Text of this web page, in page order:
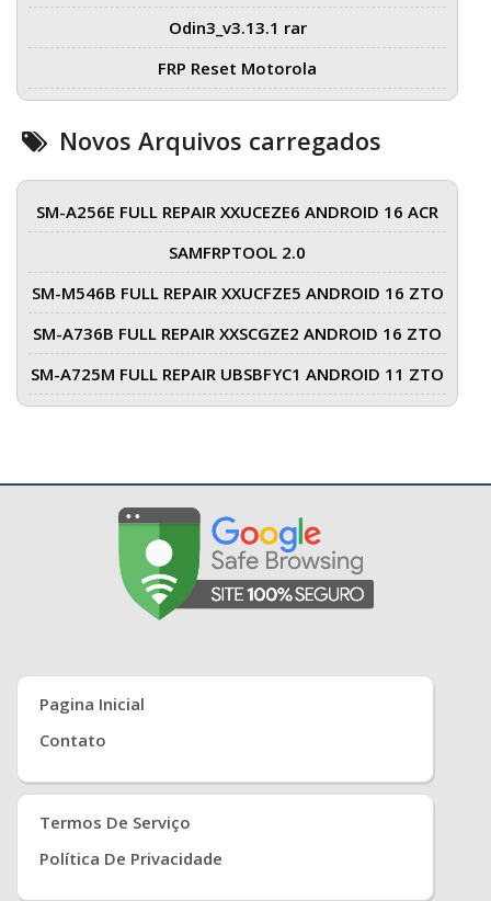
Odin3_v3.13.1 rar
FRP Reset Motorola
Novos Arquivos carregados
SM-A256E FULL REPAIR XXUCEZE6 ANDROID 16 ACR
SAMFRPTOOL 2.0
SM-M546B FULL REPAIR XXUCFZE5 ANDROID 16 ZTO
SM-A736B FULL REPAIR XXSCGZE2 ANDROID 16 ZTO
SM-A725M FULL REPAIR UBSBFYC1 ANDROID 11 ZTO
Pagina Inicial
Contato
Termos De Serviço
Política De Privacidade